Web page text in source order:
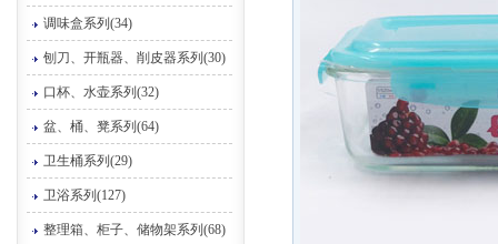
调味盒系列(34)
刨刀、开瓶器、削皮器系列(30)
口杯、水壶系列(32)
盆、桶、凳系列(64)
卫生桶系列(29)
卫浴系列(127)
整理箱、柜子、储物架系列(68)